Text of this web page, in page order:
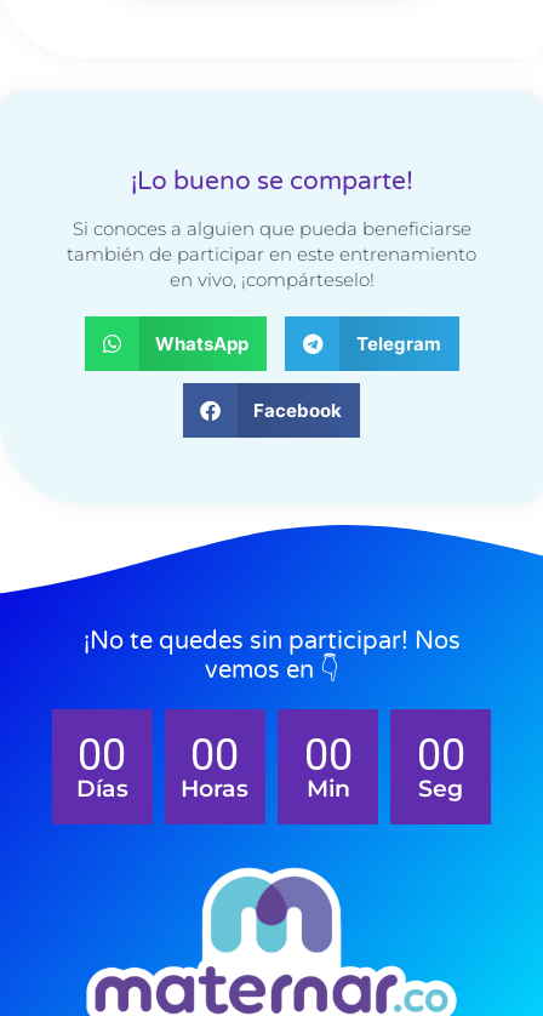
¡Lo bueno se comparte!
Si conoces a alguien que pueda beneficiarse
también de participar en este entrenamiento
en vivo, ¡compárteselo!
WhatsApp Telegram
Facebook
¡No te quedes sin participar! Nos
vemos en 👇
00
Días
00
Horas
00
Min
00
Seg